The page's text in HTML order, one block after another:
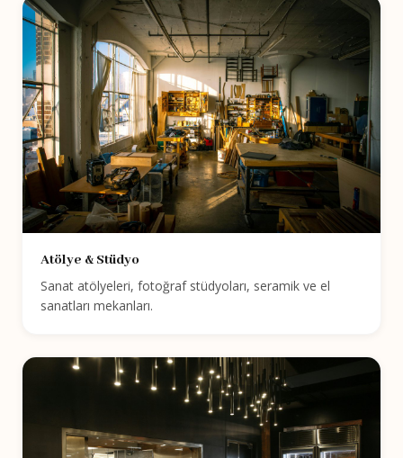
Atölye & Stüdyo
Sanat atölyeleri, fotoğraf stüdyoları, seramik ve el
sanatları mekanları.